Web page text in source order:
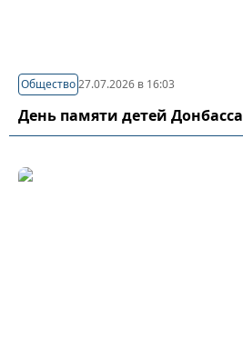
Общество27.07.2026 в 16:03
День памяти детей Донбасса